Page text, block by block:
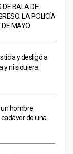
DE BALA DE
LA POLICÍA
DE MAYO
y desligó a
y ni siquiera
hombre
de una